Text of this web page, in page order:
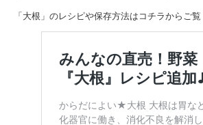
「大根」のレシピや保存方法はコチラからご覧